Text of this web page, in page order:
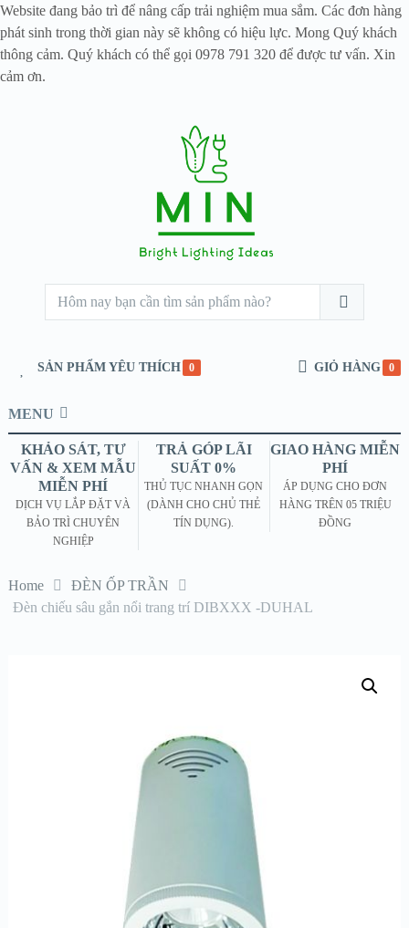
Website đang bảo trì để nâng cấp trải nghiệm mua sắm. Các đơn hàng
phát sinh trong thời gian này sẽ không có hiệu lực. Mong Quý khách
thông cảm. Quý khách có thể gọi 0978 791 320 để được tư vấn. Xin
cảm ơn.
SẢN PHẨM YÊU THÍCH 0 GIỎ HÀNG 0
MENU
KHẢO SÁT, TƯ
VẤN & XEM MẪU
MIỄN PHÍ
DỊCH VỤ LẮP ĐẶT VÀ
BẢO TRÌ CHUYÊN
NGHIỆP
TRẢ GÓP LÃI
SUẤT 0%
THỦ TỤC NHANH GỌN
(DÀNH CHO CHỦ THẺ
TÍN DỤNG).
GIAO HÀNG MIỄN
PHÍ
ÁP DỤNG CHO ĐƠN
HÀNG TRÊN 05 TRIỆU
ĐỒNG
Home
ĐÈN ỐP TRẦN
Đèn chiếu sâu gắn nổi trang trí DIBXXX -DUHAL